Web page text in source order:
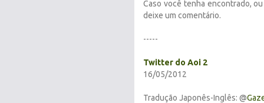
Caso você tenha encontrado,
deixe um comentário.
-----
Twitter do Aoi 2
16/05/2012
Tradução Japonês-Inglês: @